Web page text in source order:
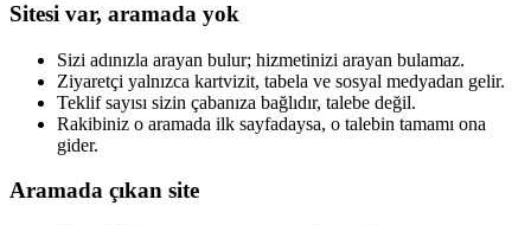
Sitesi var, aramada yok
Sizi adınızla arayan bulur; hizmetinizi arayan bulamaz.
Ziyaretçi yalnızca kartvizit, tabela ve sosyal medyadan gelir.
Teklif sayısı sizin çabanıza bağlıdır, talebe değil.
Rakibiniz o aramada ilk sayfadaysa, o talebin tamamı ona
gider.
Aramada çıkan site